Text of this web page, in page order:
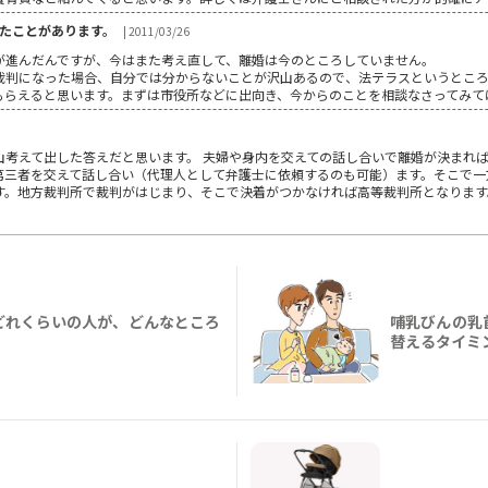
ことがあります。
| 2011/03/26
んだんですが、今はまた考え直して、離婚は今のところしていません。
になった場合、自分では分からないことが沢山あるので、法テラスというとこ
えると思います。まずは市役所などに出向き、今からのことを相談なさってみ
えて出した答えだと思います。 夫婦や身内を交えての話し合いで離婚が決まれ
者を交えて話し合い（代理人として弁護士に依頼するのも可能）ます。そこで
地方裁判所で裁判がはじまり、そこで決着がつかなければ高等裁判所となりま
くらいの人が、どんなところ
哺乳びんの
替えるタイミ